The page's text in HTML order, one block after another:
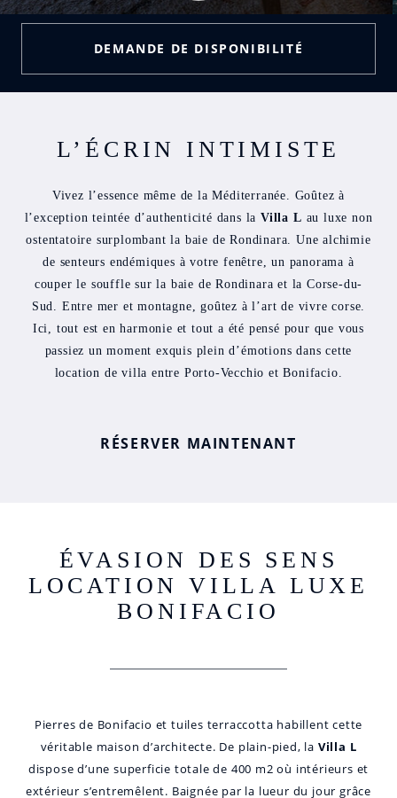
L’ÉCRIN INTIMISTE
Vivez l’essence même de la Méditerranée. Goûtez à
l’exception teintée d’authenticité dans laVilla L au luxe non
ostentatoire surplombant la baie de Rondinara. Une alchimie
de senteurs endémiques à votre fenêtre, un panorama à
couper le souffle sur la baie de Rondinara et la Corse-du-
Sud. Entre mer et montagne, goûtez à l’art de vivre corse.
Ici, tout est en harmonie et tout a été pensé pour que vous
passiez un moment exquis plein d’émotions dans cette
location de villa entre Porto-Vecchio et Bonifacio.
RÉSERVER MAINTENANT
ÉVASION DES SENS
LOCATION VILLA LUXE
BONIFACIO
Pierres de Bonifacio et tuiles terraccotta habillent cette
véritable maison d’architecte. De plain-pied, la Villa L
dispose d’une superficie totale de 400 m2 où intérieurs et
extérieur s’entremêlent. Baignée par la lueur du jour grâce